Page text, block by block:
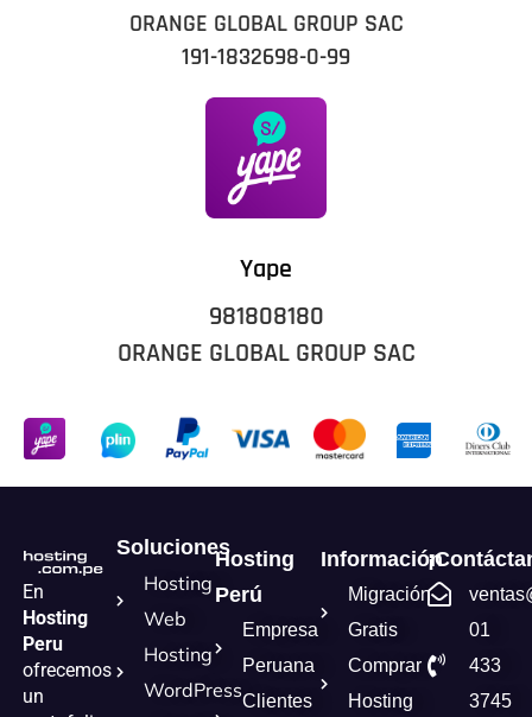
ORANGE GLOBAL GROUP SAC
191-1832698-0-99
Yape
981808180
ORANGE GLOBAL GROUP SAC
En
Hosting
Peru
ofrecemos
un
Soluciones
Hosting
Web
Hosting
WordPress
Hosting
Perú
Empresa
Peruana
Clientes
Información
Migración
Gratis
Comprar
Hosting
01
433
3745